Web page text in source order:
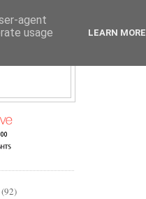
(92)
agent
usage
LEARN MORE